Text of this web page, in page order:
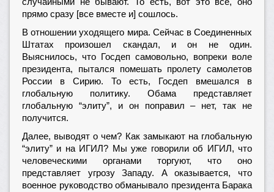
прямо сразу [все вместе и] сошлось.
В отношении уходящего мира. Сейчас в Соединенных
Штатах произошел скандал, и он не один.
Выяснилось, что Госдеп самовольно, вопреки воле
президента, пытался помешать пролету самолетов
России в Сирию. То есть, Госдеп вмешался в
глобальную политику. Обама представляет
глобальную “элиту”, и он поправил – нет, так не
получится.
Далее, выводят о чем? Как замыкают на глобальную
“элиту” и на ИГИЛ? Мы уже говорили об ИГИЛ, что
человеческими органами торгуют, что оно
представляет угрозу Западу. А оказывается, что
военное руководство обманывало президента Барака